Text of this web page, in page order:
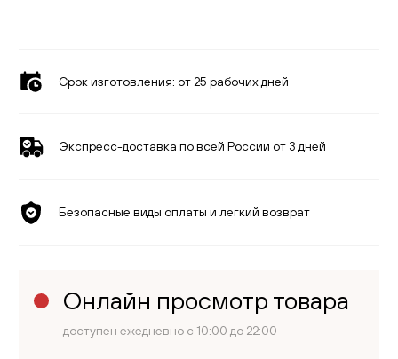
Срок изготовления: от 25 рабочих дней
Экспресс-доставка по всей России от 3 дней
Безопасные виды оплаты и легкий возврат
Онлайн просмотр товара
доступен ежедневно с 10:00 до 22:00